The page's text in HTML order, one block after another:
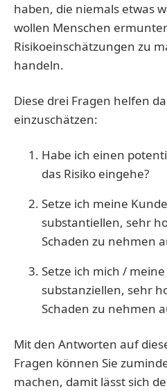
haben, die niemals etwas
wollen Menschen
Risikoeinschätzungen zu
handeln.
Diese drei Fragen helfen
einzuschätzen:
Habe ich einen
das Risiko eingehe?
Setze ich meine
substantiellen, sehr
Schaden zu nehmen
Setze ich mich /
substanziellen, sehr
Schaden zu nehmen
Mit den Antworten auf
Fragen können Sie
machen, damit lässt sich